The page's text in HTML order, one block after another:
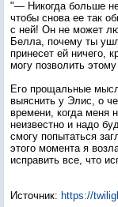
"— Никогда больше
чтобы снова ее так
с ней! Он не может
Белла, почему ты
принесет ей ничего,
могу позволить
Его прощальные
выяснить у Элис, о
времени, когда меня
неизвестно и надо
смогу попытаться
этого момента я
исправить все, что
Источник: https://